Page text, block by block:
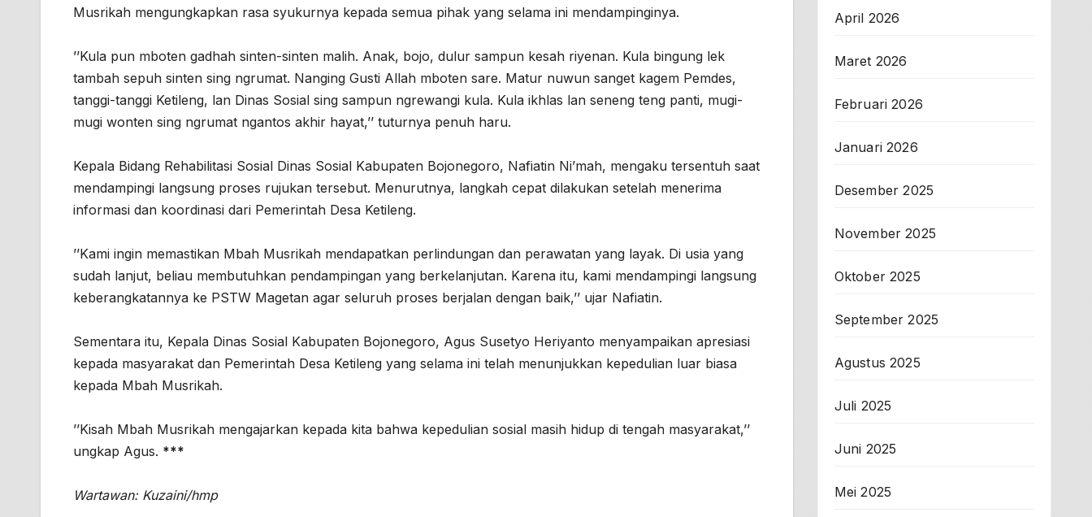
Musrikah mengungkapkan rasa syukurnya kepada semua pihak yang selama ini mendampinginya.
’’Kula pun mboten gadhah sinten-sinten malih. Anak, bojo, dulur sampun kesah riyenan. Kula bingung lek
tambah sepuh sinten sing ngrumat. Nanging Gusti Allah mboten sare. Matur nuwun sanget kagem Pemdes,
tanggi-tanggi Ketileng, lan Dinas Sosial sing sampun ngrewangi kula. Kula ikhlas lan seneng teng panti, mugi-
mugi wonten sing ngrumat ngantos akhir hayat,’’ tuturnya penuh haru.
Kepala Bidang Rehabilitasi Sosial Dinas Sosial Kabupaten Bojonegoro, Nafiatin Ni’mah, mengaku tersentuh saat
mendampingi langsung proses rujukan tersebut. Menurutnya, langkah cepat dilakukan setelah menerima
informasi dan koordinasi dari Pemerintah Desa Ketileng.
’’Kami ingin memastikan Mbah Musrikah mendapatkan perlindungan dan perawatan yang layak. Di usia yang
sudah lanjut, beliau membutuhkan pendampingan yang berkelanjutan. Karena itu, kami mendampingi langsung
keberangkatannya ke PSTW Magetan agar seluruh proses berjalan dengan baik,’’ ujar Nafiatin.
Sementara itu, Kepala Dinas Sosial Kabupaten Bojonegoro, Agus Susetyo Heriyanto menyampaikan apresiasi
kepada masyarakat dan Pemerintah Desa Ketileng yang selama ini telah menunjukkan kepedulian luar biasa
kepada Mbah Musrikah.
’’Kisah Mbah Musrikah mengajarkan kepada kita bahwa kepedulian sosial masih hidup di tengah masyarakat,’’
ungkap Agus. ***
Wartawan: Kuzaini/hmp
April 2026
Maret 2026
Februari 2026
Januari 2026
Desember 2025
November 2025
Oktober 2025
September 2025
Agustus 2025
Juli 2025
Juni 2025
Mei 2025